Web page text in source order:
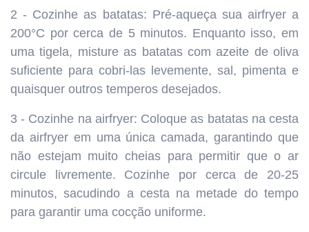
2 - Cozinhe as batatas: Pré-aqueça sua airfryer a
200°C por cerca de 5 minutos. Enquanto isso, em
uma tigela, misture as batatas com azeite de oliva
suficiente para cobri-las levemente, sal, pimenta e
quaisquer outros temperos desejados.
3 - Cozinhe na airfryer: Coloque as batatas na cesta
da airfryer em uma única camada, garantindo que
não estejam muito cheias para permitir que o ar
circule livremente. Cozinhe por cerca de 20-25
minutos, sacudindo a cesta na metade do tempo
para garantir uma cocção uniforme.